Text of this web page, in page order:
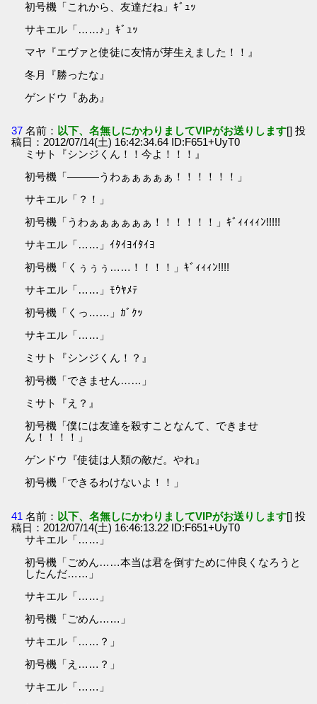
初号機「これから、友達だね」ｷﾞｭｯ
サキエル「……♪」ｷﾞｭｯ
マヤ『エヴァと使徒に友情が芽生えました！！』
冬月『勝ったな』
ゲンドウ『ああ』
37 名前： 以下、名無しにかわりましてVIPがお送りします[] 投
稿日：2012/07/14(土) 16:42:34.64 ID:F651+UyT0
ミサト『シンジくん！！今よ！！！』
初号機「―――うわぁぁぁぁぁ！！！！！！」
サキエル「？！」
初号機「うわぁぁぁぁぁぁ！！！！！！」ｷﾞｨｨｨｨﾝ!!!!!
サキエル「……」ｲﾀｲﾖｲﾀｲﾖ
初号機「くぅぅぅ……！！！！」ｷﾞｨｨｨﾝ!!!!
サキエル「……」ﾓｳﾔﾒﾃ
初号機「くっ……」ｶﾞｸｯ
サキエル「……」
ミサト『シンジくん！？』
初号機「できません……」
ミサト『え？』
初号機「僕には友達を殺すことなんて、できませ
ん！！！！」
ゲンドウ『使徒は人類の敵だ。やれ』
初号機「できるわけないよ！！」
41 名前： 以下、名無しにかわりましてVIPがお送りします[] 投
稿日：2012/07/14(土) 16:46:13.22 ID:F651+UyT0
サキエル「……」
初号機「ごめん……本当は君を倒すために仲良くなろうと
したんだ……」
サキエル「……」
初号機「ごめん……」
サキエル「……？」
初号機「え……？」
サキエル「……」